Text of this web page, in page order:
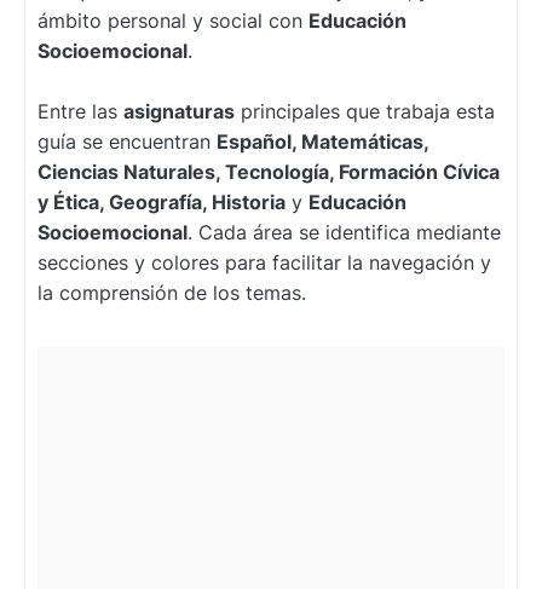
ámbito personal y social con Educación
Socioemocional.
Entre las asignaturas principales que trabaja esta
guía se encuentran Español, Matemáticas,
Ciencias Naturales, Tecnología, Formación Cívica
y Ética, Geografía, Historia y Educación
Socioemocional. Cada área se identifica mediante
secciones y colores para facilitar la navegación y
la comprensión de los temas.